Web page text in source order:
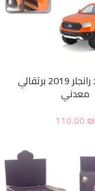
1:24 فورد رانجلر 2019 برتقالي
معدني
110.00₪